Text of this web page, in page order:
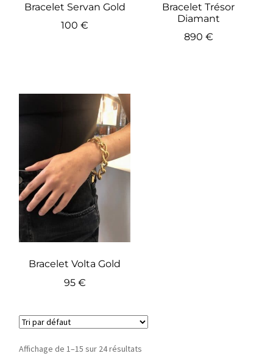
Bracelet Servan Gold
100 €
Bracelet Trésor
Diamant
890 €
Bracelet Volta Gold
95 €
Affichage de 1–15 sur 24 résultats